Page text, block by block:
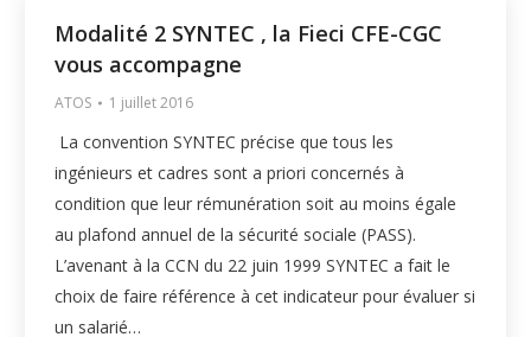
Modalité 2 SYNTEC , la Fieci CFE-CGC
vous accompagne
ATOS 1 juillet 2016
La convention SYNTEC précise que tous les
ingénieurs et cadres sont a priori concernés à
condition que leur rémunération soit au moins égale
au plafond annuel de la sécurité sociale (PASS).
L’avenant à la CCN du 22 juin 1999 SYNTEC a fait le
choix de faire référence à cet indicateur pour évaluer si
un salarié…